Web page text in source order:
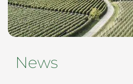
News
News